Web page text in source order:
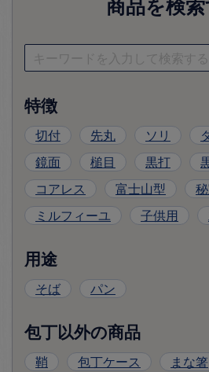
商品を検
特徴
切付 先丸 ソリ
鏡面
槌目 黒打
コアレス
富士山型
ミルフィーユ
子供用
用途
そば パン
包丁以外の商品
鞘 包丁ケース まな箸